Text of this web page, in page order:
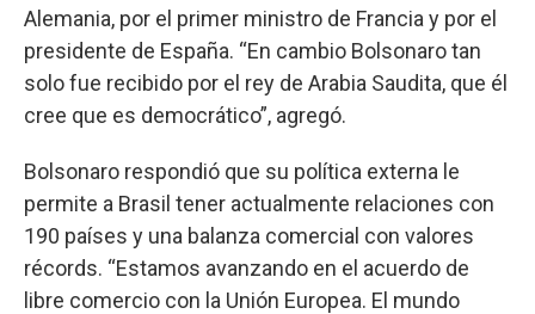
Alemania, por el primer ministro de Francia y por el
presidente de España. “En cambio Bolsonaro tan
solo fue recibido por el rey de Arabia Saudita, que él
cree que es democrático”, agregó.
Bolsonaro respondió que su política externa le
permite a Brasil tener actualmente relaciones con
190 países y una balanza comercial con valores
récords. “Estamos avanzando en el acuerdo de
libre comercio con la Unión Europea. El mundo